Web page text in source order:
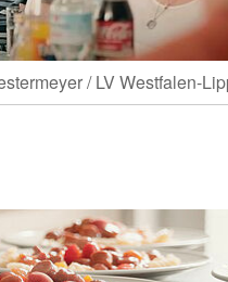
/ LV Westfalen-